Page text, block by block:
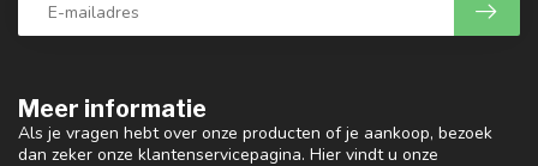
Meer informatie
Als je vragen hebt over onze producten of je aankoop, bezoek
dan zeker onze klantenservicepagina. Hier vindt u onze